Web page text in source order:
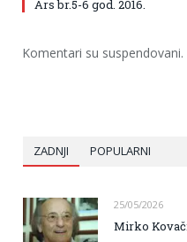
Ars br.5-6 god. 2016.
Komentari su suspendovani.
ZADNJI POPULARNI
25/05/2026
Mirko